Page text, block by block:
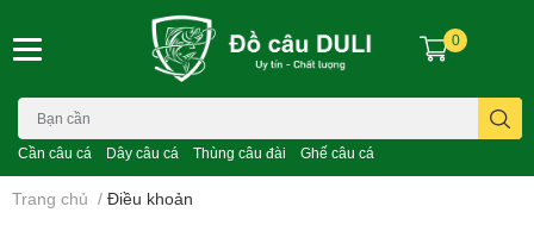
Cần câu cá Dây câu cá Thùng câu đài Ghế câu cá
0
Trang chủ / Điều khoản